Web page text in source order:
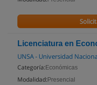
Licenciatura en
UNSA - Universidad
Categoría: Económicas
Modalidad: Presencial